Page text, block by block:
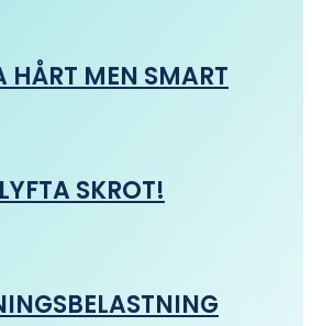
HÅRT MEN SMART
SKROT!